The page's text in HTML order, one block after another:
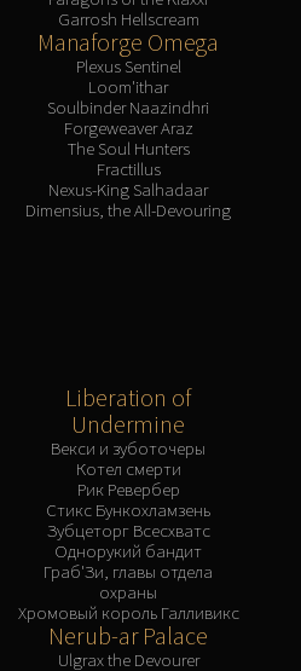
Garrosh Hellscream
Manaforge Omega
Plexus Sentinel
Loom'ithar
Soulbinder Naazindhri
Forgeweaver Araz
The Soul Hunters
Fractillus
Nexus-King Salhadaar
Dimensius, the All-Devouring
Liberation of
Undermine
Векси и зуботочеры
Котел смерти
Рик Ревербер
Стикс Бункохламзень
Зубцеторг Всесхватс
Однорукий бандит
Граб'Зи, главы отдела
охраны
Хромовый король Галливикс
Nerub-ar Palace
Ulgrax the Devourer